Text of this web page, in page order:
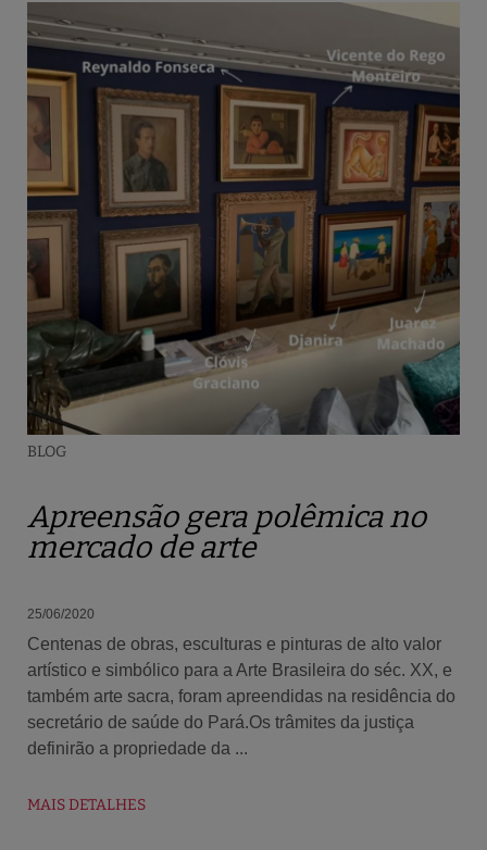
BLOG
Apreensão gera polêmica no
mercado de arte
25/06/2020
Centenas de obras, esculturas e pinturas de alto valor
artístico e simbólico para a Arte Brasileira do séc. XX, e
também arte sacra, foram apreendidas na residência do
secretário de saúde do Pará.Os trâmites da justiça
definirão a propriedade da ...
MAIS DETALHES